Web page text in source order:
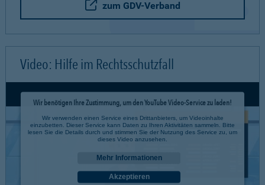
zum GDV-Verband
Video: Hilfe im Rechtsschutzfall
Wir benötigen Ihre Zustimmung, um den YouTube Video-Service zu laden!
Wir verwenden einen Service eines Drittanbieters, um Videoinhalte
einzubetten. Dieser Service kann Daten zu Ihren Aktivitäten sammeln. Bitte
lesen Sie die Details durch und stimmen Sie der Nutzung des Service zu, um
dieses Video anzusehen.
Mehr Informationen
Akzeptieren